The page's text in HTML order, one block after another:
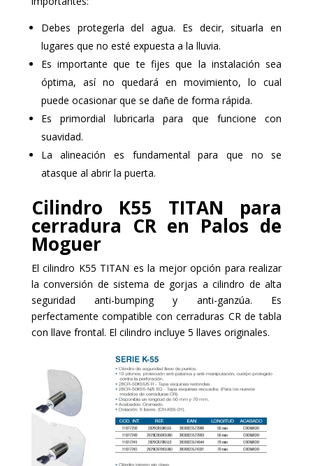
Debes protegerla del agua. Es decir, situarla en
lugares que no esté expuesta a la lluvia.
Es importante que te fijes que la instalación sea
óptima, así no quedará en movimiento, lo cual
puede ocasionar que se dañe de forma rápida.
Es primordial lubricarla para que funcione con
suavidad.
La alineación es fundamental para que no se
atasque al abrir la puerta.
Cilindro K55 TITAN para
cerradura CR en Palos de
Moguer
El cilindro K55 TITAN es la mejor opción para realizar
la conversión de sistema de gorjas a cilindro de alta
seguridad anti-bumping y anti-ganzúa. Es
perfectamente compatible con cerraduras CR de tabla
con llave frontal. El cilindro incluye 5 llaves originales.